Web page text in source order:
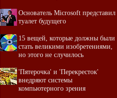
Основатель Microsoft представил
туалет будущего
15 вещей, которые должны были
стать великими изобретениями,
но этого не случилось
'Пятерочка' и 'Перекресток'
внедряют системы
компьютерного зрения